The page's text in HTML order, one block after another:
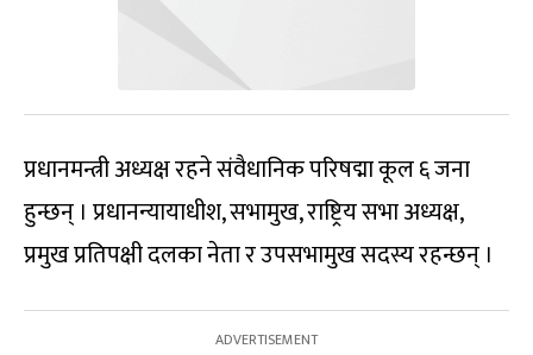
प्रधानमन्त्री अध्यक्ष रहने संवैधानिक परिषद्मा कूल ६ जना
हुन्छन् । प्रधानन्यायाधीश, सभामुख, राष्ट्रिय सभा अध्यक्ष,
प्रमुख प्रतिपक्षी दलका नेता र उपसभामुख सदस्य रहन्छन् ।